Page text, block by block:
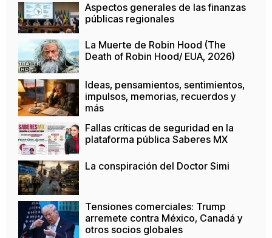
Aspectos generales de las finanzas
públicas regionales
La Muerte de Robin Hood (The
Death of Robin Hood/ EUA, 2026)
Ideas, pensamientos, sentimientos,
impulsos, memorias, recuerdos y
más
Fallas críticas de seguridad en la
plataforma pública Saberes MX
La conspiración del Doctor Simi
Tensiones comerciales: Trump
arremete contra México, Canadá y
otros socios globales